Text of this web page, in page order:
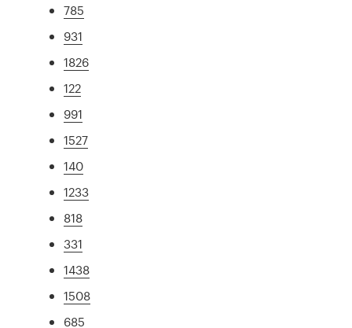
785
931
1826
122
991
1527
140
1233
818
331
1438
1508
685